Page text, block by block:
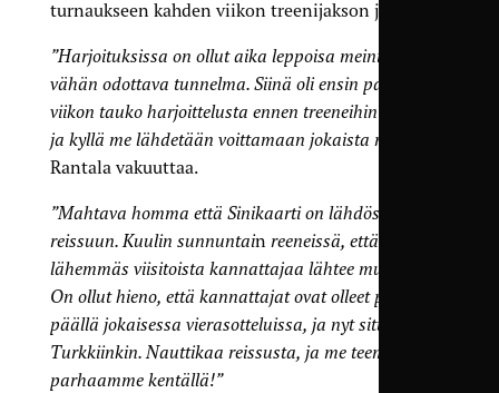
turnaukseen kahden viikon treenijakson jäljiltä.
”Harjoituksissa on ollut aika leppoisa meininki ja
vähän odottava tunnelma. Siinä oli ensin parin
viikon tauko harjoittelusta ennen treeneihin paluuta,
ja kyllä me lähdetään voittamaan jokaista matsia”
Rantala vakuuttaa.
”Mahtava homma että Sinikaarti on lähdössä
reissuun. Kuulin sunnuntain reeneissä, että
lähemmäs viisitoista kannattajaa lähtee mukaan.
On ollut hieno, että kannattajat ovat olleet paikan
päällä jokaisessa vierasotteluissa, ja nyt sitten vielä
Turkkiinkin. Nauttikaa reissusta, ja me teemme
parhaamme kentällä!”